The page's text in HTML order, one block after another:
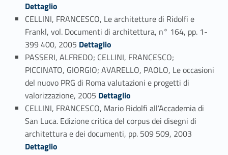
Dettaglio
CELLINI, FRANCESCO, Le architetture di Ridolfi e
Frankl, vol. Documenti di architettura, n° 164, pp. 1-
399 400, 2005 Link identifier #identifier_person_23613-33
Dettaglio
PASSERI, ALFREDO; CELLINI, FRANCESCO;
PICCINATO, GIORGIO; AVARELLO, PAOLO, Le occasioni
del nuovo PRG di Roma valutazioni e progetti di
valorizzazione, 2005 Link identifier #identifier_person_86860-34
Dettaglio
CELLINI, FRANCESCO, Mario Ridolfi all’Accademia di
San Luca. Edizione critica del corpus dei disegni di
architettura e dei documenti, pp. 509 509, 2003
Dettaglio